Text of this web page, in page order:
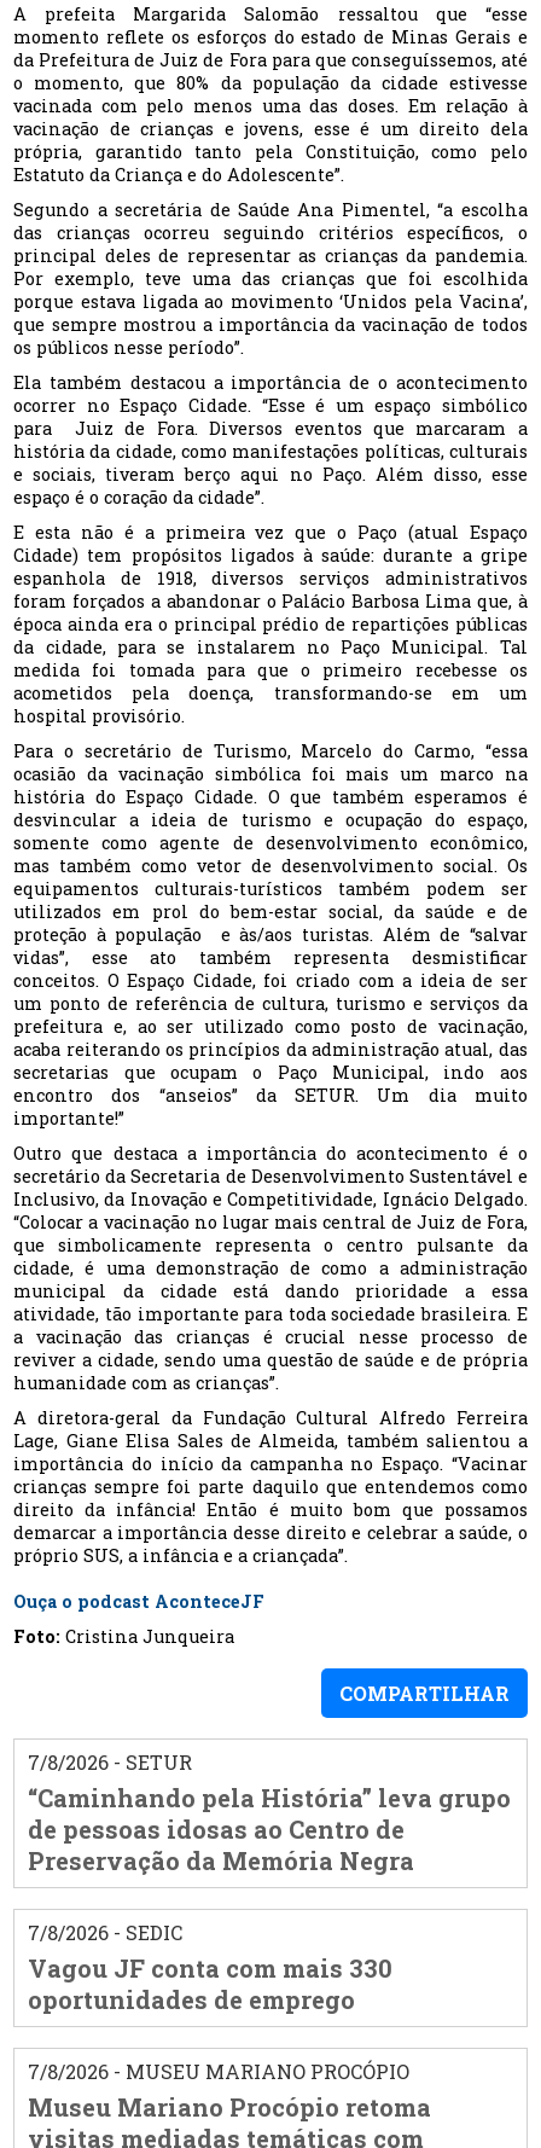
A prefeita Margarida Salomão ressaltou que “esse
momento reflete os esforços do estado de Minas Gerais e
da Prefeitura de Juiz de Fora para que conseguíssemos, até
o momento, que 80% da população da cidade estivesse
vacinada com pelo menos uma das doses. Em relação à
vacinação de crianças e jovens, esse é um direito dela
própria, garantido tanto pela Constituição, como pelo
Estatuto da Criança e do Adolescente”.
Segundo a secretária de Saúde Ana Pimentel, “a escolha
das crianças ocorreu seguindo critérios específicos, o
principal deles de representar as crianças da pandemia.
Por exemplo, teve uma das crianças que foi escolhida
porque estava ligada ao movimento ‘Unidos pela Vacina’,
que sempre mostrou a importância da vacinação de todos
os públicos nesse período”.
Ela também destacou a importância de o acontecimento
ocorrer no Espaço Cidade. “Esse é um espaço simbólico
para Juiz de Fora. Diversos eventos que marcaram a
história da cidade, como manifestações políticas, culturais
e sociais, tiveram berço aqui no Paço. Além disso, esse
espaço é o coração da cidade”.
E esta não é a primeira vez que o Paço (atual Espaço
Cidade) tem propósitos ligados à saúde: durante a gripe
espanhola de 1918, diversos serviços administrativos
foram forçados a abandonar o Palácio Barbosa Lima que, à
época ainda era o principal prédio de repartições públicas
da cidade, para se instalarem no Paço Municipal. Tal
medida foi tomada para que o primeiro recebesse os
acometidos pela doença, transformando-se em um
hospital provisório.
Para o secretário de Turismo, Marcelo do Carmo, “essa
ocasião da vacinação simbólica foi mais um marco na
história do Espaço Cidade. O que também esperamos é
desvincular a ideia de turismo e ocupação do espaço,
somente como agente de desenvolvimento econômico,
mas também como vetor de desenvolvimento social. Os
equipamentos culturais-turísticos também podem ser
utilizados em prol do bem-estar social, da saúde e de
proteção à população e às/aos turistas. Além de “salvar
vidas”, esse ato também representa desmistificar
conceitos. O Espaço Cidade, foi criado com a ideia de ser
um ponto de referência de cultura, turismo e serviços da
prefeitura e, ao ser utilizado como posto de vacinação,
acaba reiterando os princípios da administração atual, das
secretarias que ocupam o Paço Municipal, indo aos
encontro dos “anseios” da SETUR. Um dia muito
importante!”
Outro que destaca a importância do acontecimento é o
secretário da Secretaria de Desenvolvimento Sustentável e
Inclusivo, da Inovação e Competitividade, Ignácio Delgado.
“Colocar a vacinação no lugar mais central de Juiz de Fora,
que simbolicamente representa o centro pulsante da
cidade, é uma demonstração de como a administração
municipal da cidade está dando prioridade a essa
atividade, tão importante para toda sociedade brasileira. E
a vacinação das crianças é crucial nesse processo de
reviver a cidade, sendo uma questão de saúde e de própria
humanidade com as crianças”.
A diretora-geral da Fundação Cultural Alfredo Ferreira
Lage, Giane Elisa Sales de Almeida, também salientou a
importância do início da campanha no Espaço. “Vacinar
crianças sempre foi parte daquilo que entendemos como
direito da infância! Então é muito bom que possamos
demarcar a importância desse direito e celebrar a saúde, o
próprio SUS, a infância e a criançada”.
Ouça o podcast AconteceJF
Foto:Cristina Junqueira
COMPARTILHAR
7/8/2026 - SETUR
“Caminhando pela História” leva grupo
de pessoas idosas ao Centro de
Preservação da Memória Negra
7/8/2026 - SEDIC
Vagou JF conta com mais 330
oportunidades de emprego
7/8/2026 - MUSEU MARIANO PROCÓPIO
Museu Mariano Procópio retoma
visitas mediadas temáticas com